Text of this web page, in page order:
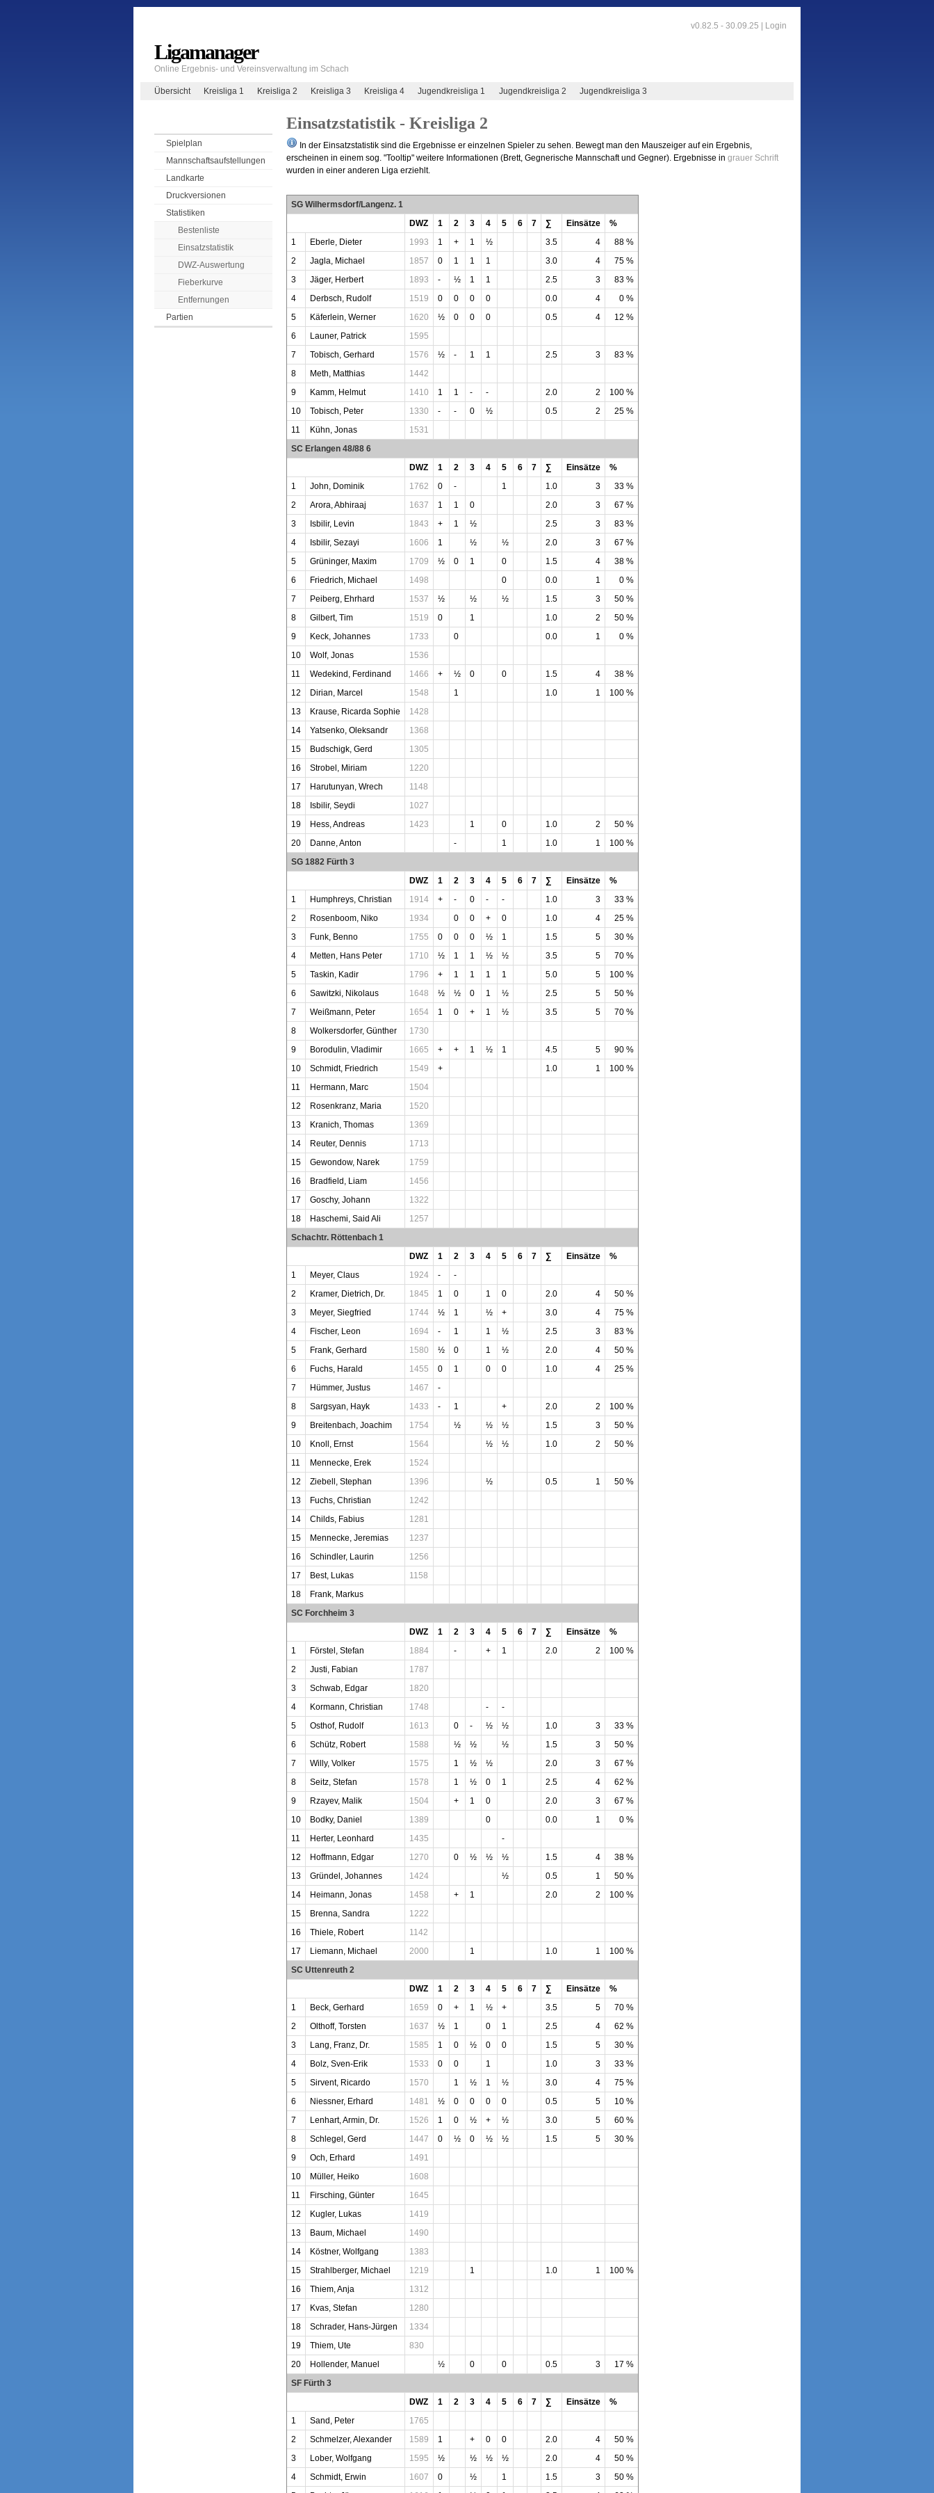
v0.82.5 - 30.09.25 | Login
Ligamanager
Online Ergebnis- und Vereinsverwaltung im Schach
Übersicht Kreisliga 1 Kreisliga 2 Kreisliga 3 Kreisliga 4 Jugendkreisliga 1 Jugendkreisliga 2 Jugendkreisliga 3
Spielplan
Mannschaftsaufstellungen
Landkarte
Druckversionen
Statistiken
Bestenliste
Einsatzstatistik
DWZ-Auswertung
Fieberkurve
Entfernungen
Partien
Einsatzstatistik - Kreisliga 2
In der Einsatzstatistik sind die Ergebnisse er einzelnen Spieler zu sehen. Bewegt man den Mauszeiger auf ein Ergebnis,
erscheinen in einem sog. "Tooltip" weitere Informationen (Brett, Gegnerische Mannschaft und Gegner). Ergebnisse in grauer Schrift
wurden in einer anderen Liga erziehlt.
SG Wilhermsdorf/Langenz. 1
DWZ
1 2 3 4 5 6 7 ∑ Einsätze
%
1
Eberle, Dieter 1993 1 + 1 ½ 3.5 4
88 %
2
Jagla, Michael 1857 0 1 1 1 3.0 4
75 %
3
Jäger, Herbert 1893 - ½ 1 1 2.5 3
83 %
4
Derbsch, Rudolf 1519 0 0 0 0 0.0 4
0 %
5
Käferlein, Werner 1620 ½ 0 0 0 0.5 4
12 %
6
Launer, Patrick
1595
7
Tobisch, Gerhard 1576 ½ - 1 1 2.5 3
83 %
8
Meth, Matthias
1442
9
Kamm, Helmut 1410 1 1 - - 2.0 2
100 %
10
Tobisch, Peter 1330 - - 0 ½ 0.5 2
25 %
11
Kühn, Jonas
1531
SC Erlangen 48/88 6
DWZ
1 2 3 4 5 6 7 ∑ Einsätze
%
1
John, Dominik 1762 0 - 1 1.0 3
33 %
2
Arora, Abhiraaj 1637 1 1 0 2.0 3
67 %
3
Isbilir, Levin 1843 + 1 ½ 2.5 3
83 %
4
Isbilir, Sezayi 1606 1 ½ ½ 2.0 3
67 %
5
Grüninger, Maxim 1709 ½ 0 1 0 1.5 4
38 %
6
Friedrich, Michael 1498 0 0.0 1
0 %
7
Peiberg, Ehrhard 1537 ½ ½ ½ 1.5 3
50 %
8
Gilbert, Tim 1519 0 1 1.0 2
50 %
9
Keck, Johannes 1733 0 0.0 1
0 %
10
Wolf, Jonas
1536
11
Wedekind, Ferdinand 1466 + ½ 0 0 1.5 4
38 %
12
Dirian, Marcel 1548 1 1.0 1
100 %
13
Krause, Ricarda Sophie
1428
14
Yatsenko, Oleksandr
1368
15
Budschigk, Gerd
1305
16
Strobel, Miriam
1220
17
Harutunyan, Wrech
1148
18
Isbilir, Seydi
1027
19
Hess, Andreas 1423 1 0 1.0 2
50 %
20
Danne, Anton - 1 1.0 1
100 %
SG 1882 Fürth 3
DWZ
1 2 3 4 5 6 7 ∑ Einsätze
%
1
Humphreys, Christian 1914 + - 0 - - 1.0 3
33 %
2
Rosenboom, Niko 1934 0 0 + 0 1.0 4
25 %
3
Funk, Benno 1755 0 0 0 ½ 1 1.5 5
30 %
4
Metten, Hans Peter 1710 ½ 1 1 ½ ½ 3.5 5
70 %
5
Taskin, Kadir 1796 + 1 1 1 1 5.0 5
100 %
6
Sawitzki, Nikolaus 1648 ½ ½ 0 1 ½ 2.5 5
50 %
7
Weißmann, Peter 1654 1 0 + 1 ½ 3.5 5
70 %
8
Wolkersdorfer, Günther
1730
9
Borodulin, Vladimir 1665 + + 1 ½ 1 4.5 5
90 %
10
Schmidt, Friedrich 1549 + 1.0 1
100 %
11
Hermann, Marc
1504
12
Rosenkranz, Maria
1520
13
Kranich, Thomas
1369
14
Reuter, Dennis
1713
15
Gewondow, Narek
1759
16
Bradfield, Liam
1456
17
Goschy, Johann
1322
18
Haschemi, Said Ali
1257
Schachtr. Röttenbach 1
DWZ
1 2 3 4 5 6 7 ∑ Einsätze
%
1
Meyer, Claus 1924 -
-
2
Kramer, Dietrich, Dr. 1845 1 0 1 0 2.0 4
50 %
3
Meyer, Siegfried 1744 ½ 1 ½ + 3.0 4
75 %
4
Fischer, Leon 1694 - 1 1 ½ 2.5 3
83 %
5
Frank, Gerhard 1580 ½ 0 1 ½ 2.0 4
50 %
6
Fuchs, Harald 1455 0 1 0 0 1.0 4
25 %
7
Hümmer, Justus 1467
-
8
Sargsyan, Hayk 1433 - 1 + 2.0 2
100 %
9
Breitenbach, Joachim 1754 ½ ½ ½ 1.5 3
50 %
10
Knoll, Ernst 1564 ½ ½ 1.0 2
50 %
11
Mennecke, Erek
1524
12
Ziebell, Stephan 1396 ½ 0.5 1
50 %
13
Fuchs, Christian
1242
14
Childs, Fabius
1281
15
Mennecke, Jeremias
1237
16
Schindler, Laurin
1256
17
Best, Lukas
1158
18
Frank, Markus
SC Forchheim 3
DWZ
1 2 3 4 5 6 7 ∑ Einsätze
%
1
Förstel, Stefan 1884 - + 1 2.0 2
100 %
2
Justi, Fabian
1787
3
Schwab, Edgar
1820
4
Kormann, Christian 1748 -
-
5
Osthof, Rudolf 1613 0 - ½ ½ 1.0 3
33 %
6
Schütz, Robert 1588 ½ ½ ½ 1.5 3
50 %
7
Willy, Volker 1575 1 ½ ½ 2.0 3
67 %
8
Seitz, Stefan 1578 1 ½ 0 1 2.5 4
62 %
9
Rzayev, Malik 1504 + 1 0 2.0 3
67 %
10
Bodky, Daniel 1389 0 0.0 1
0 %
11
Herter, Leonhard 1435
-
12
Hoffmann, Edgar 1270 0 ½ ½ ½ 1.5 4
38 %
13
Gründel, Johannes 1424 ½ 0.5 1
50 %
14
Heimann, Jonas 1458 + 1 2.0 2
100 %
15
Brenna, Sandra
1222
16
Thiele, Robert
1142
17
Liemann, Michael 2000 1 1.0 1
100 %
SC Uttenreuth 2
DWZ
1 2 3 4 5 6 7 ∑ Einsätze
%
1
Beck, Gerhard 1659 0 + 1 ½ + 3.5 5
70 %
2
Olthoff, Torsten 1637 ½ 1 0 1 2.5 4
62 %
3
Lang, Franz, Dr. 1585 1 0 ½ 0 0 1.5 5
30 %
4
Bolz, Sven-Erik 1533 0 0 1 1.0 3
33 %
5
Sirvent, Ricardo 1570 1 ½ 1 ½ 3.0 4
75 %
6
Niessner, Erhard 1481 ½ 0 0 0 0 0.5 5
10 %
7
Lenhart, Armin, Dr. 1526 1 0 ½ + ½ 3.0 5
60 %
8
Schlegel, Gerd 1447 0 ½ 0 ½ ½ 1.5 5
30 %
9
Och, Erhard
1491
10
Müller, Heiko
1608
11
Firsching, Günter
1645
12
Kugler, Lukas
1419
13
Baum, Michael
1490
14
Köstner, Wolfgang
1383
15
Strahlberger, Michael 1219 1 1.0 1
100 %
16
Thiem, Anja
1312
17
Kvas, Stefan
1280
18
Schrader, Hans-Jürgen
1334
19
Thiem, Ute
830
20
Hollender, Manuel ½ 0 0 0.5 3
17 %
SF Fürth 3
DWZ
1 2 3 4 5 6 7 ∑ Einsätze
%
1
Sand, Peter
1765
2
Schmelzer, Alexander 1589 1 + 0 0 2.0 4
50 %
3
Lober, Wolfgang 1595 ½ ½ ½ ½ 2.0 4
50 %
4
Schmidt, Erwin 1607 0 ½ 1 1.5 3
50 %